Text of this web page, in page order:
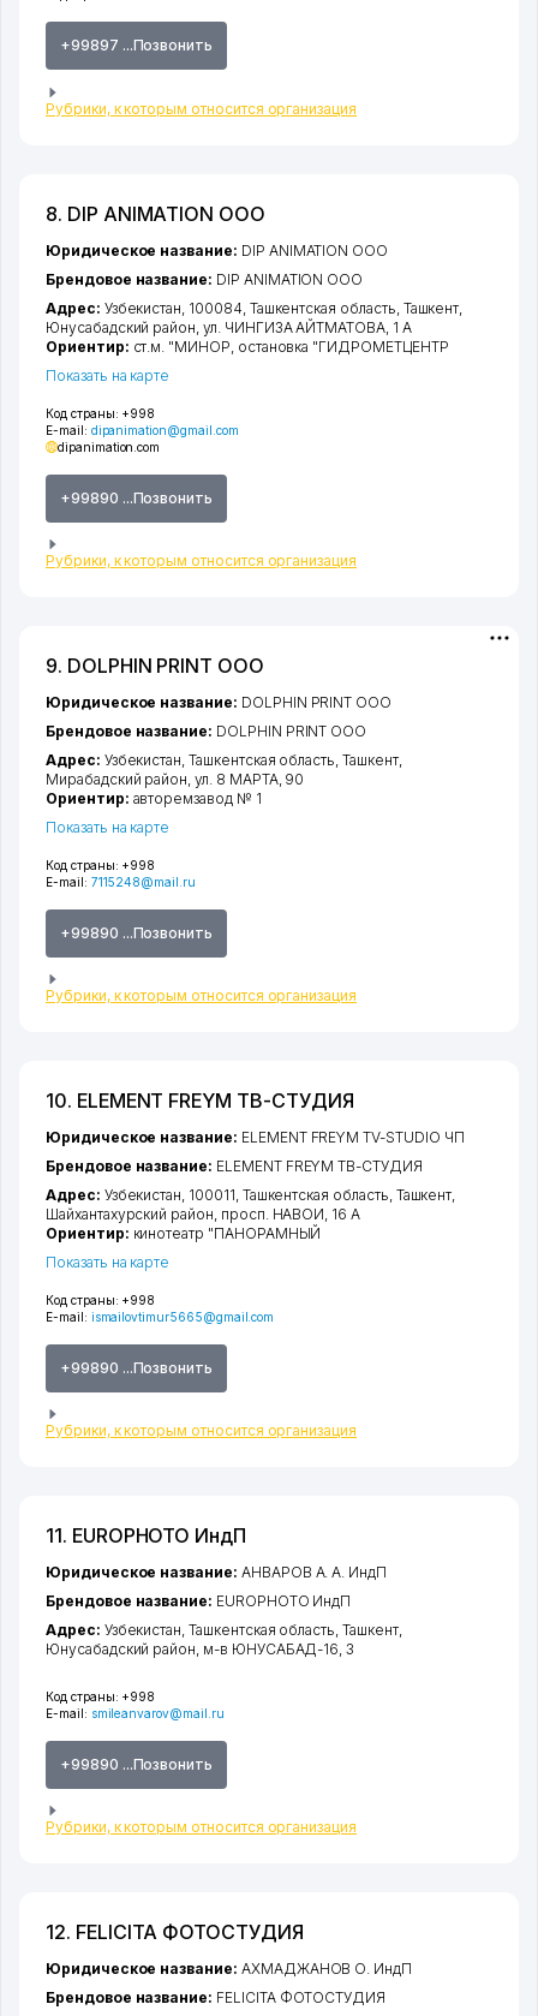
+99897 ...Позвонить
Рубрики, к которым относится организация
8. DIP ANIMATION ООО
Код страны: +998
E-mail: dipanimation@gmail.com
dipanimation.com
+99890 ...Позвонить
Рубрики, к которым относится организация
Юридическое название: DIP ANIMATION ООО
Брендовое название: DIP ANIMATION ООО
Адрес: Узбекистан, 100084, Ташкентская область Ташкент
Юнусабадский район ,ул. ЧИНГИЗА АЙТМАТОВА, 1 А
Ориентир: ст.м. "МИНОР, остановка "ГИДРОМЕТЦЕНТР
Показать на карте
9. DOLPHIN PRINT ООО
Код страны: +998
E-mail: 7115248@mail.ru
+99890 ...Позвонить
Рубрики, к которым относится организация
Юридическое название: DOLPHIN PRINT ООО
Брендовое название: DOLPHIN PRINT ООО
Адрес: Узбекистан,Ташкентская область ,Ташкент,
Мирабадский район ,ул. 8 МАРТА, 90
Ориентир: авторемзавод № 1
Показать на карте
10. ELEMENT FREYM ТВ-СТУДИЯ
Код страны: +998
E-mail: ismailovtimur5665@gmail.com
+99890 ...Позвонить
Рубрики, к которым относится организация
Юридическое название: ELEMENT FREYM TV-STUDIO ЧП
Брендовое название: ELEMENT FREYM ТВ-СТУДИЯ
Адрес: Узбекистан, 100011, Ташкентская область Ташкент
Шайхантахурский район просп. НАВОИ , 16 А
Ориентир: кинотеатр "ПАНОРАМНЫЙ
Показать на карте
11. EUROPHOTO ИндП
Код страны: +998
E-mail: smileanvarov@mail.ru
+99890 ...Позвонить
Рубрики, к которым относится организация
Юридическое название: АНВАРОВ А. А. ИндП
Брендовое название: EUROPHOTO ИндП
Адрес: Узбекистан,Ташкентская область,Ташкент,
Юнусабадский район, м-в ЮНУСАБАД-16, 3
12. FELICITA ФОТОСТУДИЯ
Юридическое название: АХМАДЖАНОВ О. ИндП
Брендовое название: FELICITA ФОТОСТУДИЯ